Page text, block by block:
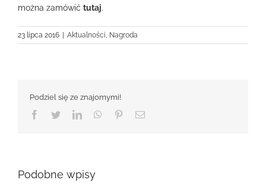
można zamówić tutaj.
23 lipca 2016 Aktualności, Nagroda
Podziel się ze znajomymi!
Facebook
TwitterLinkedInWhatsApp
PinterestEmail
Podobne wpisy